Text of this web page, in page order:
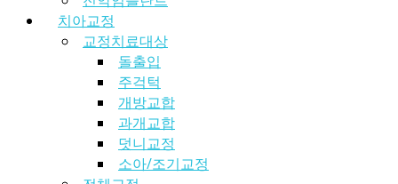
치아교정
교정치료대상
돌출입
주걱턱
개방교합
과개교합
덧니교정
소아/조기교정